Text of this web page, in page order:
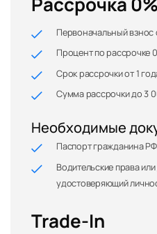
Первоначальный взнос
Процент по рассрочке
Срок рассрочки от 1
Сумма рассрочки до 3
Необходимые
Паспорт гражданина РФ
Водительские права
удостоверяющий
Trade-In